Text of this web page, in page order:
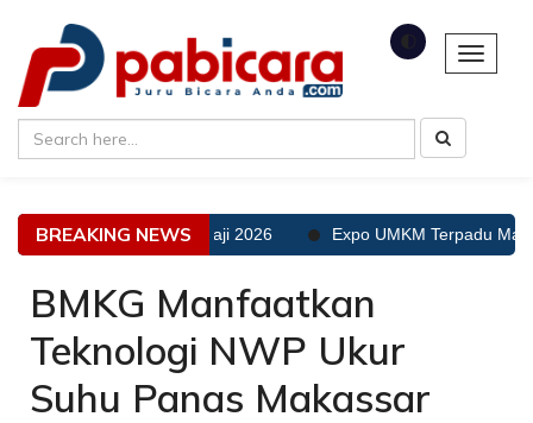
Toggle
BREAKING NEWS
Layanan Haji 2026 Expo UMKM Terpadu
BMKG Manfaatkan
Teknologi NWP Ukur
Suhu Panas Makassar